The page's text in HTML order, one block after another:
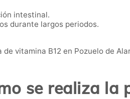
intestinal.
durante largos periodos.
vitamina B12 en Pozuelo de
se realiza la